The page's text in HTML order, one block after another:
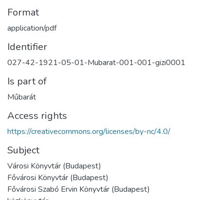
Format
application/pdf
Identifier
027-42-1921-05-01-Mubarat-001-001-gizi0001
Is part of
Műbarát
Access rights
https://creativecommons.org/licenses/by-nc/4.0/
Subject
Városi Könyvtár (Budapest)
Fővárosi Könyvtár (Budapest)
Fővárosi Szabó Ervin Könyvtár (Budapest)